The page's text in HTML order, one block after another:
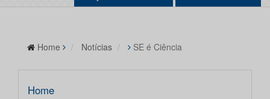
Home Notícias SE é Ciência
Home